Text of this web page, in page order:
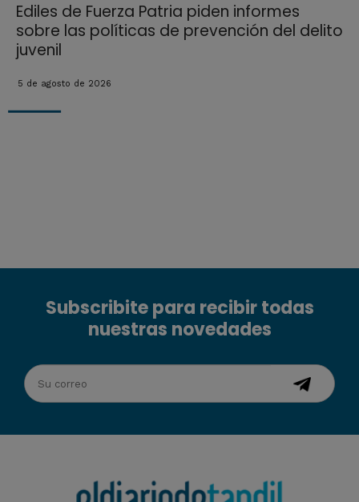
Ediles de Fuerza Patria piden informes
sobre las políticas de prevención del delito
juvenil
5 de agosto de 2026
Subscribite para recibir todas
nuestras novedades